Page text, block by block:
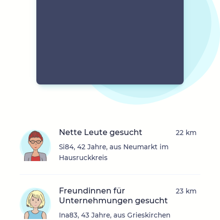
Nette Leute gesucht
Si84, 42 Jahre, aus Neumarkt im
Hausruckkreis
22 km
Freundinnen für
Unternehmungen gesucht
Ina83, 43 Jahre, aus Grieskirchen
23 km